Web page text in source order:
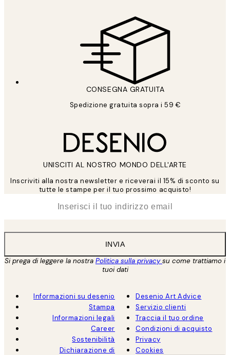
CONSEGNA GRATUITA
Spedizione gratuita sopra i 59 €
UNISCITI AL NOSTRO MONDO DELL'ARTE
Inscriviti alla nostra newsletter e riceverai il 15% di sconto su
tutte le stampe per il tuo prossimo acquisto!
INVIA
Si prega di leggere la nostra Politica sulla privacysu come trattiamo i
tuoi dati
Informazioni su desenio
Stampa
Informazioni legali
Career
Sostenibilità
Dichiarazione di
Desenio Art Advice
Servizio clienti
Traccia il tuo ordine
Condizioni di acquisto
Privacy
Cookies